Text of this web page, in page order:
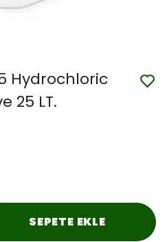
Hydrochloric
25 LT.
SEPETE EKLE